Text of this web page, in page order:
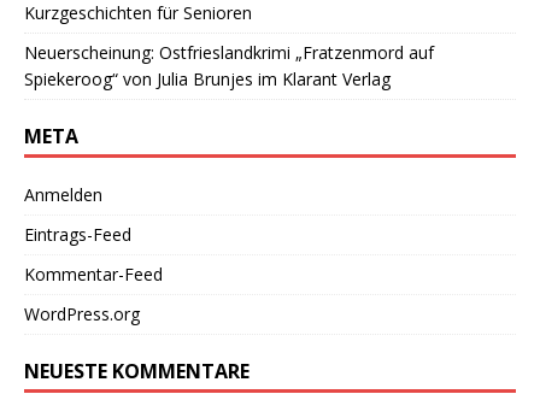
Kurzgeschichten für Senioren
Neuerscheinung: Ostfrieslandkrimi „Fratzenmord auf
Spiekeroog“ von Julia Brunjes im Klarant Verlag
META
Anmelden
Eintrags-Feed
Kommentar-Feed
WordPress.org
NEUESTE KOMMENTARE